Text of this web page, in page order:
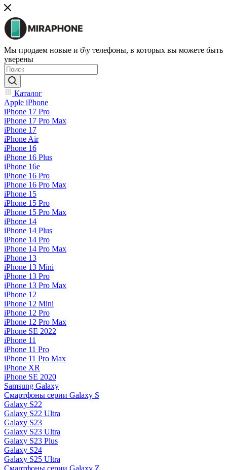
Мы продаем новые и б\у телефоны, в которых вы можете быть
уверены
Каталог
Apple iPhone
iPhone 17 Pro
iPhone 17 Pro Max
iPhone 17
iPhone Air
iPhone 16
iPhone 16 Plus
iPhone 16e
iPhone 16 Pro
iPhone 16 Pro Max
iPhone 15
iPhone 15 Pro
iPhone 15 Pro Max
iPhone 14
iPhone 14 Plus
iPhone 14 Pro
iPhone 14 Pro Max
iPhone 13
iPhone 13 Mini
iPhone 13 Pro
iPhone 13 Pro Max
iPhone 12
iPhone 12 Mini
iPhone 12 Pro
iPhone 12 Pro Max
iPhone SE 2022
iPhone 11
iPhone 11 Pro
iPhone 11 Pro Max
iPhone XR
iPhone SE 2020
Samsung Galaxy
Смартфоны серии Galaxy S
Galaxy S22
Galaxy S22 Ultra
Galaxy S23
Galaxy S23 Ultra
Galaxy S23 Plus
Galaxy S24
Galaxy S25 Ultra
Смартфоны серии Galaxy Z